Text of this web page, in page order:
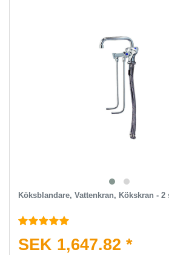
Köksblandare, Vattenkran, Kökskran -
SEK 1,647.82 *